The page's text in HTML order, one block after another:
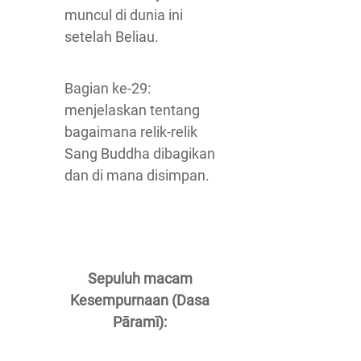
muncul di dunia ini
setelah Beliau.
Bagian ke-29:
menjelaskan tentang
bagaimana relik-relik
Sang Buddha dibagikan
dan di mana disimpan.
Sepuluh macam
Kesempurnaan (Dasa
Pāramī):